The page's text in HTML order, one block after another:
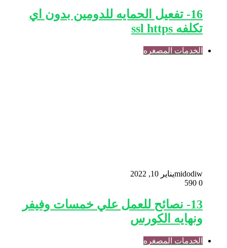
16- تفعيل الحمايه للدومين بدون اي
تكلفه ssl https
الخدمات المصغره
midodiwيناير 10, 2022
0
13- نصائح للعمل علي خمسات وفيفر
ونهايه الكورس
الخدمات المصغره